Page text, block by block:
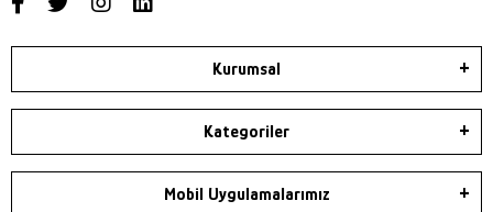
Kurumsal
Kategoriler
Mobil Uygulamalarımız